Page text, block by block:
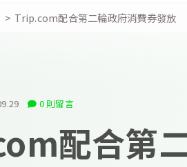
> Trip.com配合第二輪政府消費券發放
0 則留言
配合第